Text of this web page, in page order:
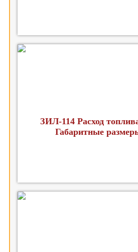
ЗИЛ-114 Расход
Габаритные